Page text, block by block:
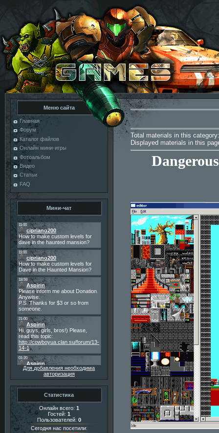
Меню сайта
Главная
Форум
Каталог файлов
Онлайн мини-игры
Фотоальбом
Видео
Статьи
FAQ
Мини-чат
Для добавления необходима
авторизация
Статистика
Онлайн всего: 1
Гостей: 1
Пользователей: 0
Сегодня нас посетили:
Total materials in this
Displayed materials in this